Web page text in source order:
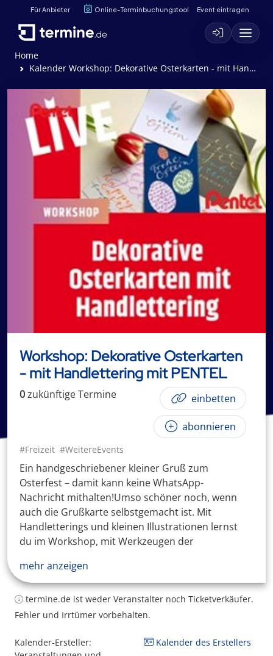
Für Anbieter Online-Terminbuchungstool Event eintragen
Home
Kalender Workshop: Dekorative Osterkarten - mit Handlettering mit PENTEL
Workshop: Dekorative Osterkarten
- mit Handlettering mit PENTEL
0zukünftigeTermine einbetten
abonnieren
#Freizeit #WeitereEvents
Ein handgeschriebener kleiner Gruß zum
Osterfest – damit kann keine WhatsApp-
Nachricht mithalten!Umso schöner noch, wenn
auch die Grußkarte selbstgemacht ist. Mit
Handletterings und kleinen Illustrationen lernst
du im Workshop, mit Werkzeugen der
mehr anzeigen
termine.de ist weder Veranstalter noch Ticketverkäufer.
Fehler und Irrtümer vorbehalten.
Kalender-Ersteller:
Kalender des Erstellers